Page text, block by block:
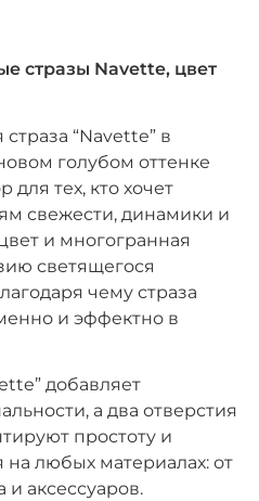
стразы Navette, цвет
“Navette” в
голубом оттенке
тех, кто хочет
свежести, динамики и
и многогранная
светящегося
чему страза
и эффектно в
добавляет
а два отверстия
простоту и
любых материалах: от
аксессуаров.